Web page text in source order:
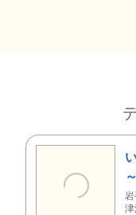
～
岩
津